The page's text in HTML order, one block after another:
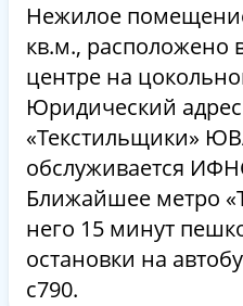
Нежилое
кв.м., расположено
центре на
Юридический
«Текстильщики»
обслуживается
Ближайшее метро
него 15 минут
остановки на
с790.